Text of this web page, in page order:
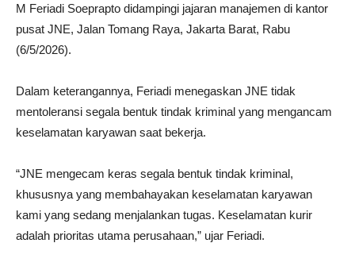
M Feriadi Soeprapto didampingi jajaran manajemen di kantor
pusat JNE, Jalan Tomang Raya, Jakarta Barat, Rabu
(6/5/2026).
Dalam keterangannya, Feriadi menegaskan JNE tidak
mentoleransi segala bentuk tindak kriminal yang mengancam
keselamatan karyawan saat bekerja.
“JNE mengecam keras segala bentuk tindak kriminal,
khususnya yang membahayakan keselamatan karyawan
kami yang sedang menjalankan tugas. Keselamatan kurir
adalah prioritas utama perusahaan,” ujar Feriadi.